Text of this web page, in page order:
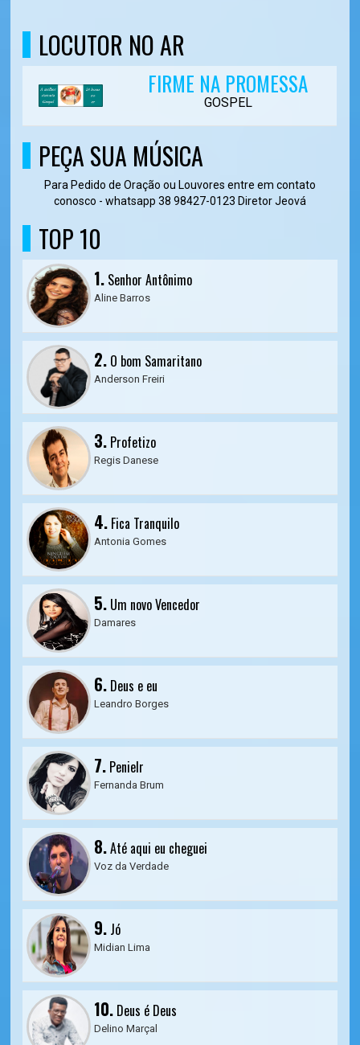
LOCUTOR NO AR
FIRME NA PROMESSA
GOSPEL
PEÇA SUA MÚSICA
Para Pedido de Oração ou Louvores entre em contato
conosco - whatsapp 38 98427-0123 Diretor Jeová
TOP 10
1. Senhor Antônimo
Aline Barros
2. O bom Samaritano
Anderson Freiri
3. Profetizo
Regis Danese
4. Fica Tranquilo
Antonia Gomes
5. Um novo Vencedor
Damares
6. Deus e eu
Leandro Borges
7. Penielr
Fernanda Brum
8.Até aqui eu cheguei
Voz da Verdade
9. Jó
Midian Lima
10. Deus é Deus
Delino Marçal